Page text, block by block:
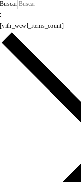
Buscar
[yith_wcwl_items_count]